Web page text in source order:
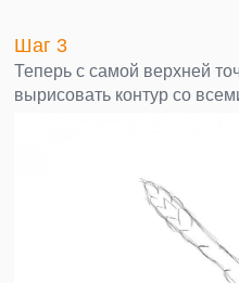
Шаг 3
Теперь с самой верхней
вырисовать контур со